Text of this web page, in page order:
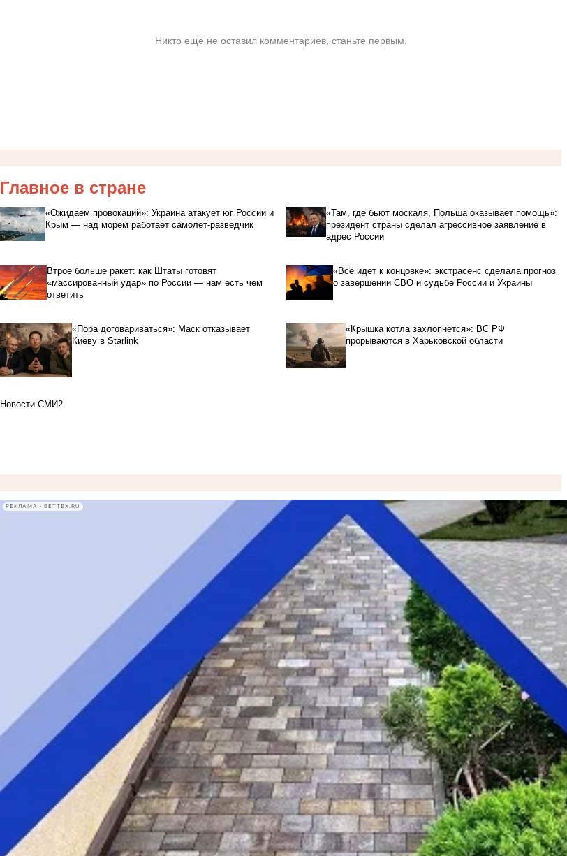
Никто ещё не оставил комментариев, станьте первым.
Главное в стране
«Ожидаем провокаций»: Украина атакует юг России и
Крым — над морем работает самолет-разведчик
«Там, где бьют москаля, Польша оказывает помощь»:
президент страны сделал агрессивное заявление в
адрес России
Втрое больше ракет: как Штаты готовят
«массированный удар» по России — нам есть чем
ответить
«Всё идет к концовке»: экстрасенс сделала прогноз
о завершении СВО и судьбе России и Украины
«Пора договариваться»: Маск отказывает
Киеву в Starlink
«Крышка котла захлопнется»: ВС РФ
прорываются в Харьковской области
Новости СМИ2
РЕКЛАМА • BETTEX.RU